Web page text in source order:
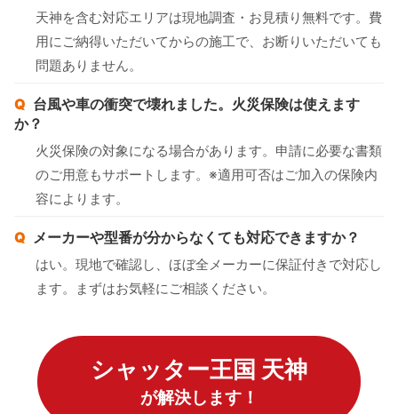
天神を含む対応エリアは現地調査・お見積り無料です。費
用にご納得いただいてからの施工で、お断りいただいても
問題ありません。
台風や車の衝突で壊れました。火災保険は使えます
か？
火災保険の対象になる場合があります。申請に必要な書類
のご用意もサポートします。※適用可否はご加入の保険内
容によります。
メーカーや型番が分からなくても対応できますか？
はい。現地で確認し、ほぼ全メーカーに保証付きで対応し
ます。まずはお気軽にご相談ください。
シャッター王国 天神
が解決します！